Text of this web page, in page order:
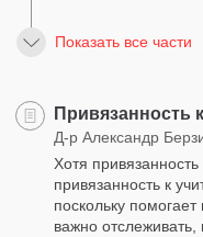
Показать все части
Привязанность
Д-р Александр
Хотя
привязанность к
поскольку
важно